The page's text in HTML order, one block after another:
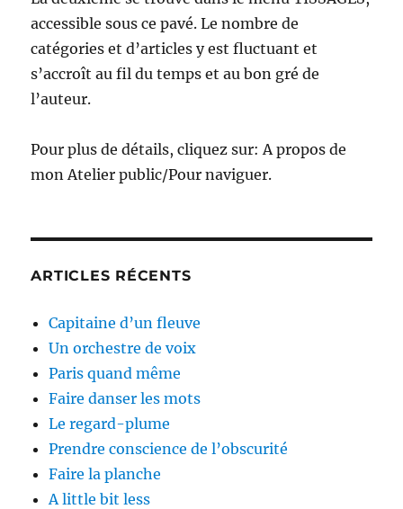
accessible sous ce pavé. Le nombre de
catégories et d’articles y est fluctuant et
s’accroît au fil du temps et au bon gré de
l’auteur.
Pour plus de détails, cliquez sur: A propos de
mon Atelier public/Pour naviguer.
ARTICLES RÉCENTS
Capitaine d’un fleuve
Un orchestre de voix
Paris quand même
Faire danser les mots
Le regard-plume
Prendre conscience de l’obscurité
Faire la planche
A little bit less